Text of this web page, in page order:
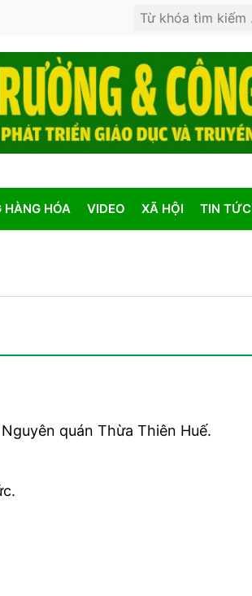
Search
HÀNG HÓA VIDEO XÃ HỘI TIN TỨC
quán Thừa Thiên Huế.